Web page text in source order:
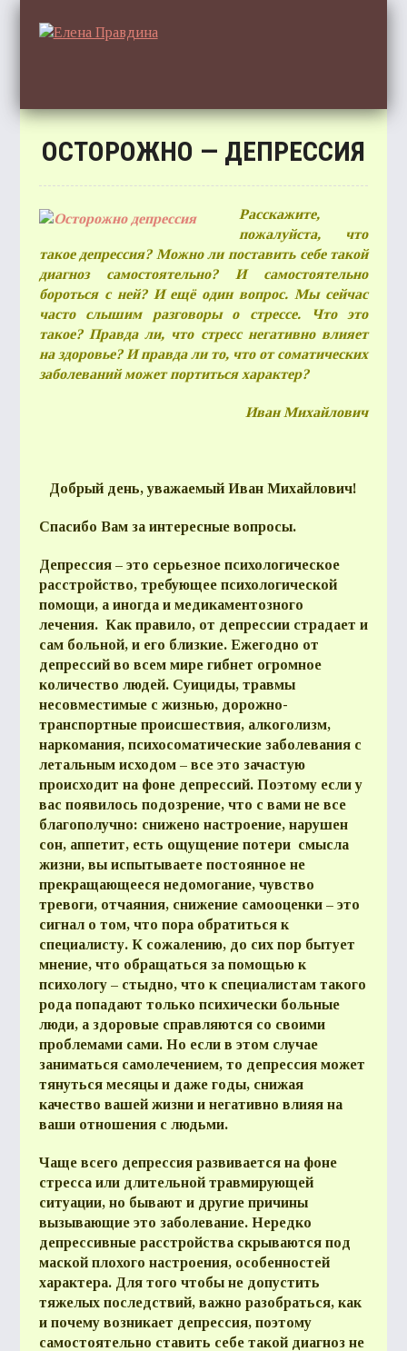
ОСТОРОЖНО — ДЕПРЕССИЯ
Расскажите,
пожалуйста, что
такое депрессия? Можно ли поставить себе такой
диагноз самостоятельно? И самостоятельно
бороться с ней? И ещё один вопрос. Мы сейчас
часто слышим разговоры о стрессе. Что это
такое? Правда ли, что стресс негативно влияет
на здоровье? И правда ли то, что от соматических
заболеваний может портиться характер?
Иван Михайлович
Добрый день, уважаемый Иван Михайлович!
Спасибо Вам за интересные вопросы.
Депрессия – это серьезное психологическое
расстройство, требующее психологической
помощи, а иногда и медикаментозного
лечения. Как правило, от депрессии страдает и
сам больной, и его близкие. Ежегодно от
депрессий во всем мире гибнет огромное
количество людей. Суициды, травмы
несовместимые с жизнью, дорожно-
транспортные происшествия, алкоголизм,
наркомания, психосоматические заболевания с
летальным исходом – все это зачастую
происходит на фоне депрессий. Поэтому если у
вас появилось подозрение, что с вами не все
благополучно: снижено настроение, нарушен
сон, аппетит, есть ощущение потери смысла
жизни, вы испытываете постоянное не
прекращающееся недомогание, чувство
тревоги, отчаяния, снижение самооценки – это
сигнал о том, что пора обратиться к
специалисту. К сожалению, до сих пор бытует
мнение, что обращаться за помощью к
психологу – стыдно, что к специалистам такого
рода попадают только психически больные
люди, а здоровые справляются со своими
проблемами сами. Но если в этом случае
заниматься самолечением, то депрессия может
тянуться месяцы и даже годы, снижая
качество вашей жизни и негативно влияя на
ваши отношения с людьми.
Чаще всего депрессия развивается на фоне
стресса или длительной травмирующей
ситуации, но бывают и другие причины
вызывающие это заболевание. Нередко
депрессивные расстройства скрываются под
маской плохого настроения, особенностей
характера. Для того чтобы не допустить
тяжелых последствий, важно разобраться, как
и почему возникает депрессия, поэтому
самостоятельно ставить себе такой диагноз не